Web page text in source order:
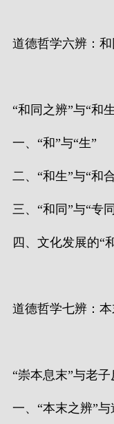
道德哲学六辨：
“和同之辨”与“和
一、“和”与“生”
二、“和生”与“和
三、“和同”与“专
四、文化发展的“
道德哲学七辨：
“崇本息末”与老
一、“本末之辨”